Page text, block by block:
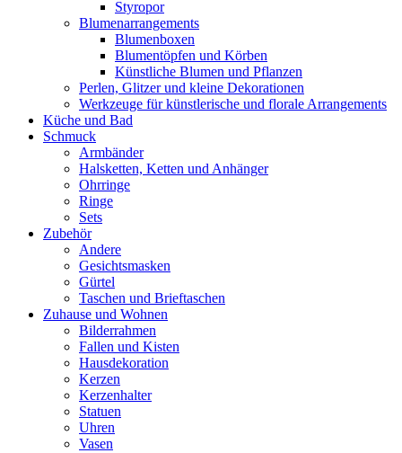
Styropor
Blumenarrangements
Blumenboxen
Blumentöpfen und Körben
Künstliche Blumen und Pflanzen
Perlen, Glitzer und kleine Dekorationen
Werkzeuge für künstlerische und florale Arrangements
Küche und Bad
Schmuck
Armbänder
Halsketten, Ketten und Anhänger
Ohrringe
Ringe
Sets
Zubehör
Andere
Gesichtsmasken
Gürtel
Taschen und Brieftaschen
Zuhause und Wohnen
Bilderrahmen
Fallen und Kisten
Hausdekoration
Kerzen
Kerzenhalter
Statuen
Uhren
Vasen